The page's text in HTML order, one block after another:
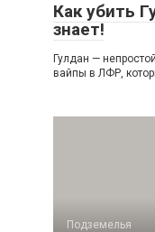
Как убить
знает!
Гулдан —
вайпы в ЛФР,
Подземелья